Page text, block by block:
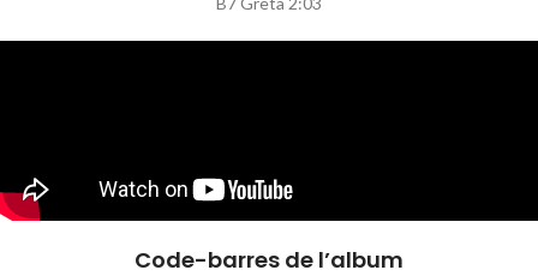
Code-barres de l’album